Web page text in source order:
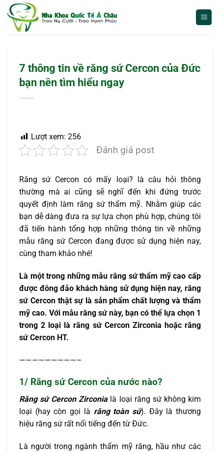
qua
7 thông tin về răng sứ Cercon của Đức
bạn nên tìm hiểu ngay
Lượt xem: 256
Đánh giá post
Răng sứ Cercon có mấy loại? là câu hỏi thông
thường mà ai cũng sẽ nghĩ đến khi đứng trước
quyết định làm răng sứ thẩm mỹ. Nhằm giúp các
bạn dễ dàng đưa ra sự lựa chọn phù hợp, chúng tôi
đã tiến hành tổng hợp những thông tin về những
mẫu răng sứ Cercon đang được sử dụng hiện nay,
cùng tham khảo nhé!
Là một trong những mẫu răng sứ thẩm mỹ cao cấp
được đông đảo khách hàng sử dụng hiện nay, răng
sứ Cercon thật sự là sản phẩm chất lượng và thẩm
mỹ cao. Với mẫu răng sứ này, bạn có thể lựa chọn 1
trong 2 loại là răng sứ Cercon Zirconia hoặc răng
sứ Cercon HT.
—————————–
1/ Răng sứ Cercon của nước nào?
Răng sứ Cercon Zirconialà loại răng sứ không kim
loại (hay còn gọi là răng toàn sứ). Đây là thương
hiệu răng sứ rất nổi tiếng đến từ Đức.
Là người trong ngành thẩm mỹ răng, hầu như các